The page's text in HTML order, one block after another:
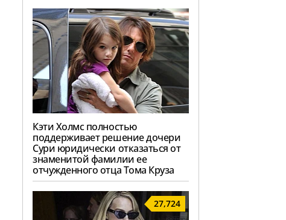
Кэти Холмс полностью
поддерживает решение дочери
Сури юридически отказаться от
знаменитой фамилии ее
отчужденного отца Тома Круза
27,724